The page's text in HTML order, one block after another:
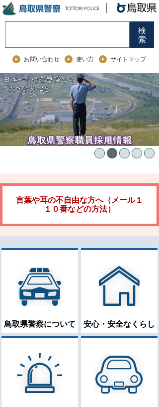
検
索
お問い合わせ 使い方 サイトマップ
言葉や耳の不自由な方へ（メール１
１０番などの方法）
鳥取県警察について 安心・安全なくらし